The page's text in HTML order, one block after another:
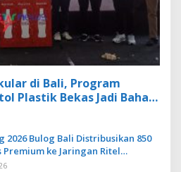
di Bali, Program
Plastik Bekas Jadi Bahan
2026 Bulog Bali Distribusikan 850
Premium ke Jaringan Ritel